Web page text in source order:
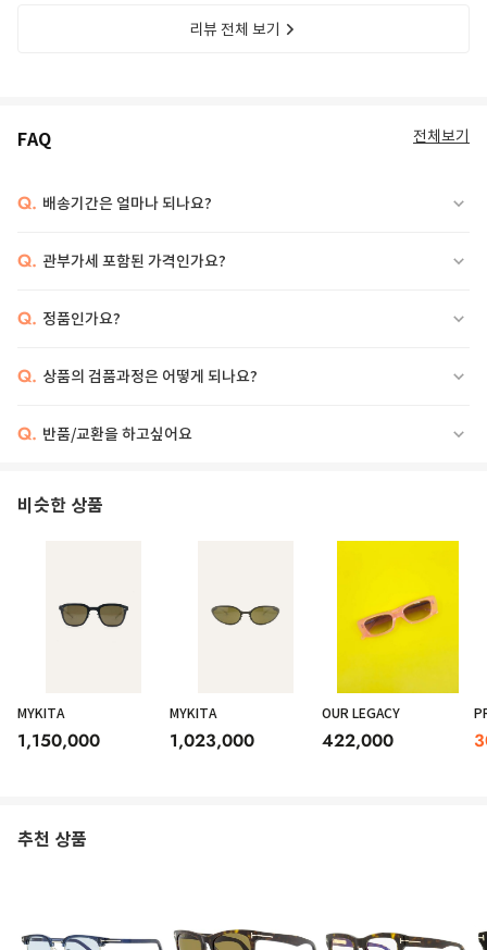
리뷰 전체 보기
FAQ 전체보기
Q. 배송기간은 얼마나 되나요?
Q. 관부가세 포함된 가격인가요?
Q. 정품인가요?
Q. 상품의 검품과정은 어떻게 되나요?
Q. 반품/교환을 하고싶어요
비슷한 상품
MYKITA
1,150,000
MYKITA
1,023,000
OUR LEGACY
422,000
추천 상품